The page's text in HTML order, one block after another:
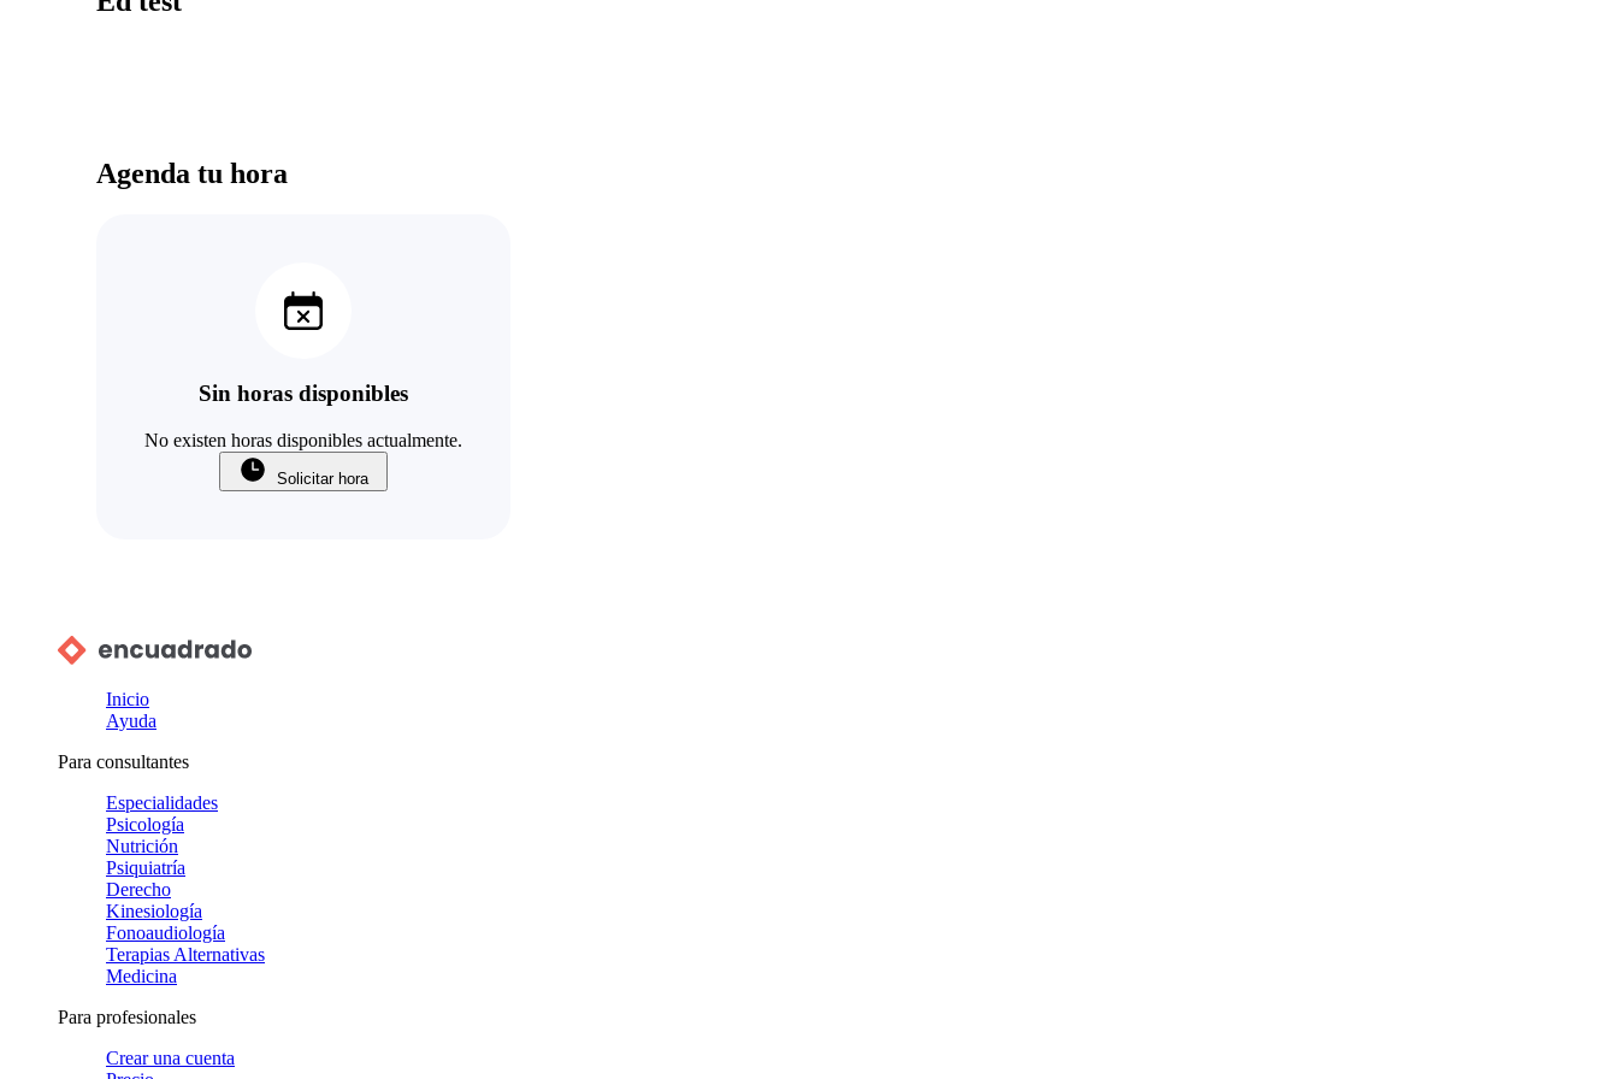
Agenda tu hora
Sin horas disponibles
No existen horas disponibles actualmente.
Solicitar hora
Inicio
Ayuda
Para consultantes
Especialidades
Psicología
Nutrición
Psiquiatría
Derecho
Kinesiología
Fonoaudiología
Terapias Alternativas
Medicina
Para profesionales
Crear una cuenta